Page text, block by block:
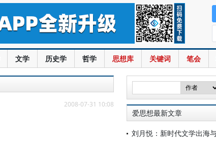
文学 历史学 哲学 思想库 关键词 笔会
2008-07-31 10:08
爱思想最新文章